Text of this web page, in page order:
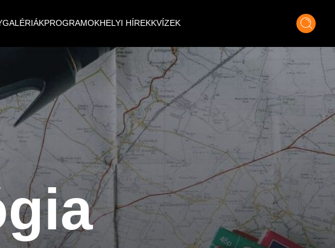
GALÉRIÁKPROGRAMOKHELYI HÍREKKVÍZEK